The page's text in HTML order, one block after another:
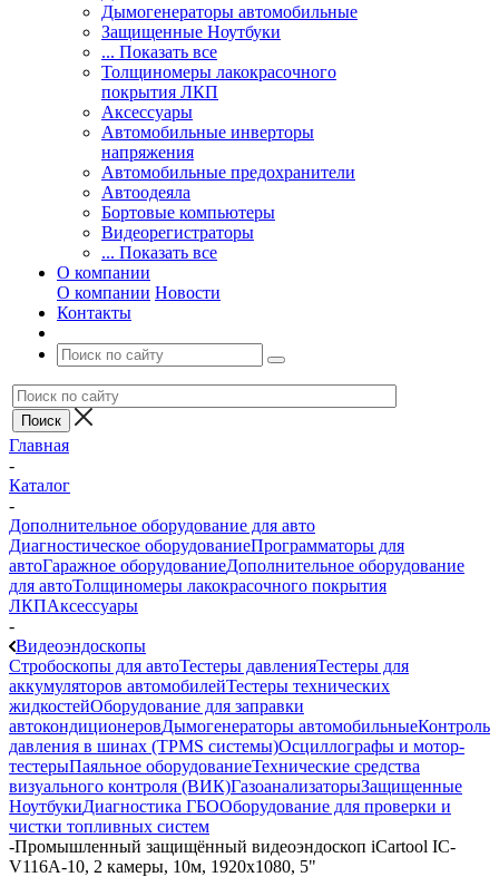
Дымогенераторы автомобильные
Защищенные Ноутбуки
... Показать все
Толщиномеры лакокрасочного
покрытия ЛКП
Аксессуары
Автомобильные инверторы
напряжения
Автомобильные предохранители
Автоодеяла
Бортовые компьютеры
Видеорегистраторы
... Показать все
О компании
О компании Новости
Контакты
Главная
-
Каталог
-
Дополнительное оборудование для авто
Диагностическое оборудованиеПрограмматоры для
автоГаражное оборудованиеДополнительное оборудование
для автоТолщиномеры лакокрасочного покрытия
ЛКПАксессуары
-
Видеоэндоскопы
Стробоскопы для автоТестеры давленияТестеры для
аккумуляторов автомобилейТестеры технических
жидкостейОборудование для заправки
автокондиционеровДымогенераторы автомобильныеКонтроль
давления в шинах (TPMS системы)Осциллографы и мотор-
тестерыПаяльное оборудованиеТехнические средства
визуального контроля (ВИК)ГазоанализаторыЗащищенные
НоутбукиДиагностика ГБООборудование для проверки и
чистки топливных систем
-Промышленный защищённый видеоэндоскоп iCartool IC-
V116A-10, 2 камеры, 10м, 1920x1080, 5"